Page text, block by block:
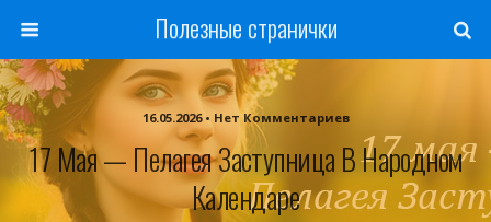
Полезные странички
16.05.2026 • Нет Комментариев
17 Мая — Пелагея Заступница В Народном
Календаре